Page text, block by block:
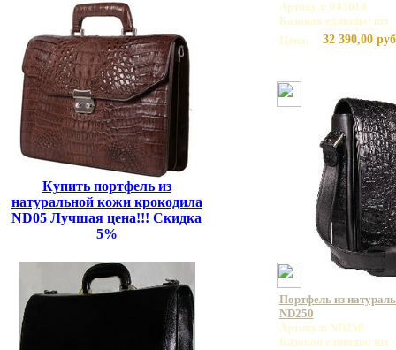
Купить портфель из
натуральной кожи крокодила
ND05 Лучшая цена!!! Скидка
5%
Артикул: 943014
Базовая единица: шт
Цена:
32 390,00
Портфель из
ND250
Артикул: ND250
Базовая единица: шт